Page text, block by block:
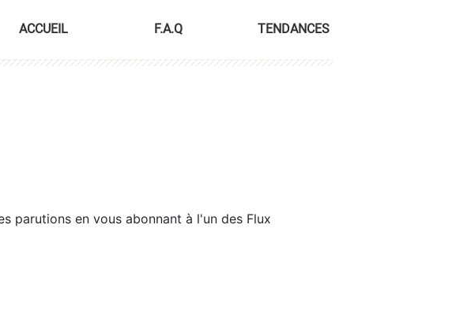
ACCUEIL F.A.Q TENDANCES
parutions en vous abonnant à l'un des Flux